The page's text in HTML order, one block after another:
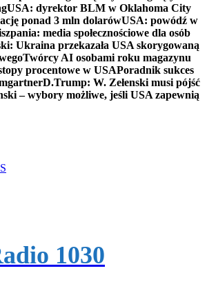
USA: dyrektor BLM w Oklahoma City
ponad 3 mln dolarówUSA: powódź w
media społecznościowe dla osób
Ukraina przekazała USA skorygowaną
Twórcy AI osobami roku magazynu
procentowe w USAPoradnik sukces
D.Trump: W. Zełenski musi pójść
– wybory możliwe, jeśli USA zapewnią
1030